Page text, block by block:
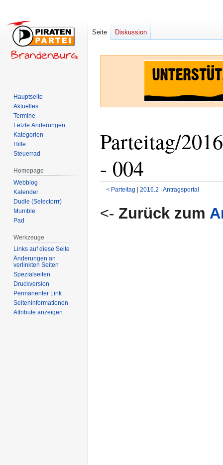
Parteitag/
- 004
< Parteitag ‎ | 2016.2 ‎ | Antragsportal
Navigation
Suche
<- Zurück zum
Seite Diskussion
Hauptseite
Aktuelles
Termine
Letzte Änderungen
Kategorien
Hilfe
Steuerrad
Homepage
Webblog
Kalender
Dudle (Selectorrr)
Mumble
Pad
Werkzeuge
Links auf diese Seite
Änderungen an
verlinkten Seiten
Spezialseiten
Druckversion
Permanenter Link
Seiten­­informationen
Attribute anzeigen